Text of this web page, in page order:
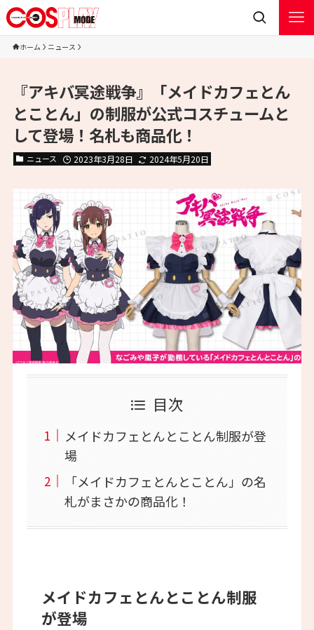
ホーム ニュース
『アキバ冥途戦争』「メイドカフェとん
とことん」の制服が公式コスチュームと
して登場！名札も商品化！
ニュース 2023年3月28日 2024年5月20日
目次
メイドカフェとんとことん制服が登
場
「メイドカフェとんとことん」の名
札がまさかの商品化！
メイドカフェとんとことん制服
が登場